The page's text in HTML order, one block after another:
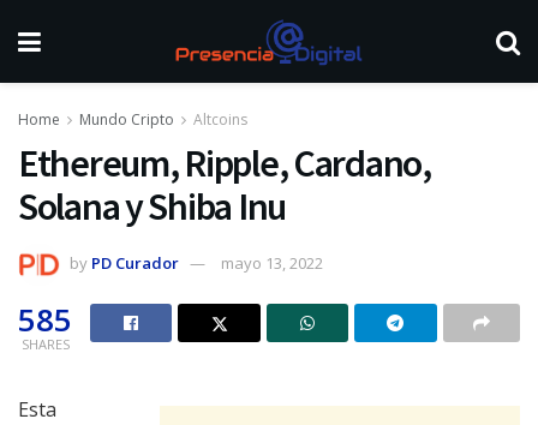
Home Mundo Cripto Altcoins
Ethereum, Ripple, Cardano,
Solana y Shiba Inu
by PD Curador mayo 13, 2022
585
SHARES
Esta